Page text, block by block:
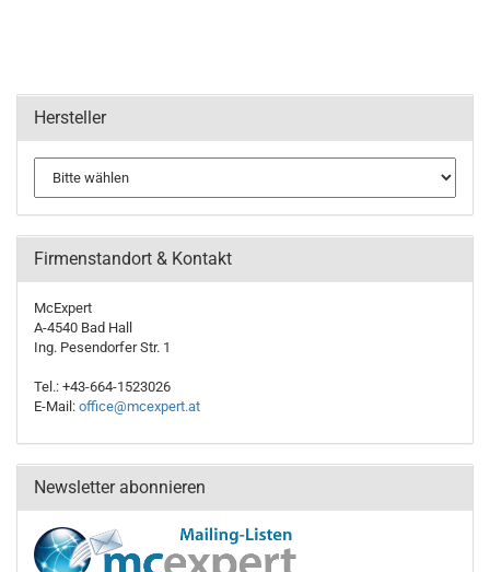
Hersteller
Firmenstandort & Kontakt
McExpert
A-4540 Bad Hall
Ing. Pesendorfer Str. 1
Tel.: +43-664-1523026
E-Mail: office@mcexpert.at
Newsletter abonnieren